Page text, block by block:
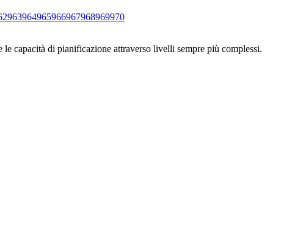
963964965966967968969970
capacità di pianificazione attraverso livelli sempre più complessi.